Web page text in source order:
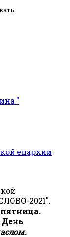
"
епархии
2021".
пятница.
День